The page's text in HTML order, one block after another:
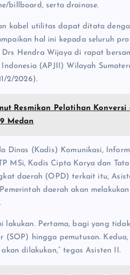
billboard, serta drainase.
kabel utilitas dapat ditata
hal ini kepada seluruh
Drs Hendra Wijaya di rapat
Indonesia (APJII) Wilayah
2/2026).
Resmikan Pelatihan
Medan
Dinas (Kadis) Komunikasi,
MSi, Kadis Cipta Karya dan
daerah (OPD) terkait itu,
daerah akan
lakukan. Pertama, bagi yang
(SOP) hingga pemutusan.
dilakukan,” tegas Asisten II.